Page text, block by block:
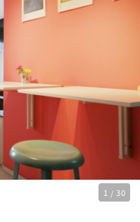
1 / 30